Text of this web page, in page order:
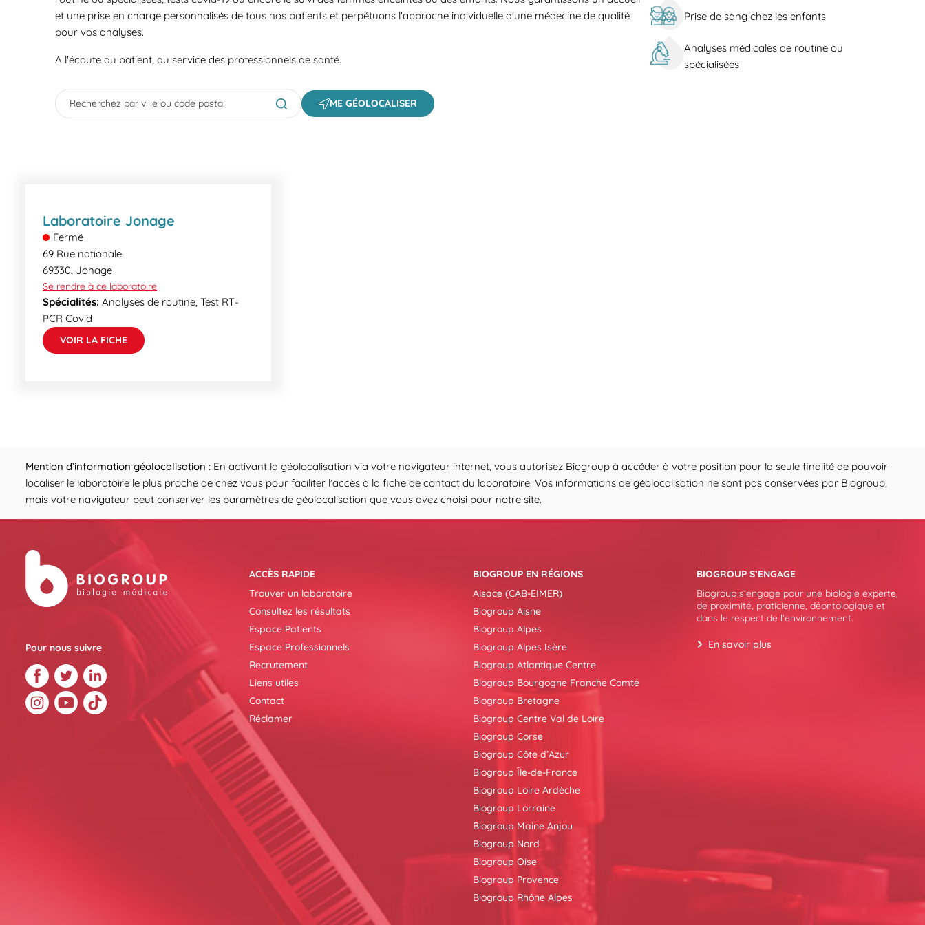
et une prise en charge personnalisés de tous nos patients et perpétuons l'approche individuelle d'une médecine de qualité
pour vos analyses.
A l'écoute du patient, au service des professionnels de santé.
City, State/Province, Zip or City & Country
Submit a search.ME GÉOLOCALISER
Prise de sang chez les enfants
Analyses médicales de routine ou
spécialisées
Laboratoire Jonage
Fermé
69 Rue nationale
69330, Jonage
Se rendre à ce laboratoire
Spécialités: Analyses de routine, Test RT-
PCR Covid
VOIR LA FICHE
Mention d’information géolocalisation : En activant la géolocalisation via votre navigateur internet, vous autorisez Biogroup à accéder à votre position pour la seule finalité de pouvoir
localiser le laboratoire le plus proche de chez vous pour faciliter l’accès à la fiche de contact du laboratoire. Vos informations de géolocalisation ne sont pas conservées par Biogroup,
mais votre navigateur peut conserver les paramètres de géolocalisation que vous avez choisi pour notre site.
Pour nous suivre
ACCÈS RAPIDE
Trouver un laboratoire
Consultez les résultats
Espace Patients
Espace Professionnels
Recrutement
Liens utiles
Contact
Réclamer
BIOGROUP EN RÉGIONS
Alsace (CAB-EIMER)
Biogroup Aisne
Biogroup Alpes
Biogroup Alpes Isère
Biogroup Atlantique Centre
Biogroup Bourgogne Franche Comté
Biogroup Bretagne
Biogroup Centre Val de Loire
Biogroup Corse
Biogroup Côte d’Azur
Biogroup Île-de-France
Biogroup Loire Ardèche
Biogroup Lorraine
Biogroup Maine Anjou
Biogroup Nord
Biogroup Oise
Biogroup Provence
Biogroup Rhône Alpes
BIOGROUP S’ENGAGE
Biogroup s’engage pour une biologie experte,
de proximité, praticienne, déontologique et
dans le respect de l’environnement.
En savoir plus